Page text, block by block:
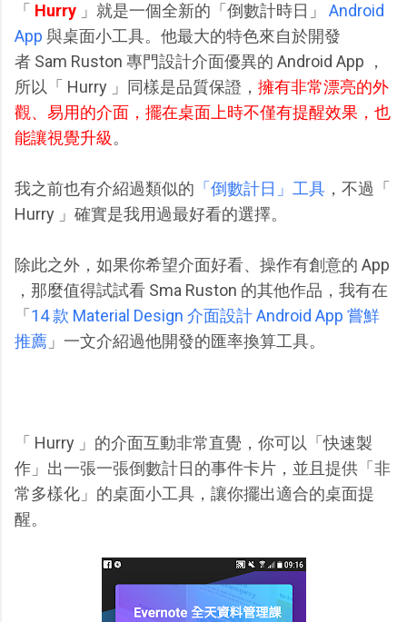
「 Hurry 」就是一個全新的「倒數計時日」 Android
App 與桌面小工具。他最大的特色來自於開發
者 Sam Ruston 專門設計介面優異的 Android App ，
所以「 Hurry 」同樣是品質保證， 擁有非常漂亮的外
觀、易用的介面，擺在桌面上時不僅有提醒效果，也
能讓視覺升級。
我之前也有介紹過類似的 「倒數計日」工具 ，不過「
Hurry 」確實是我用過最好看的選擇。
除此之外，如果你希望介面好看、操作有創意的 App
，那麼值得試試看 Sma Ruston 的其他作品，我有在
「 14 款 Material Design 介面設計 Android App 嘗鮮
推薦 」一文介紹過他開發的匯率換算工具。
「 Hurry 」的介面互動非常直覺，你可以「快速製
作」出一張一張倒數計日的事件卡片，並且提供「非
常多樣化」的桌面小工具，讓你擺出適合的桌面提
醒。